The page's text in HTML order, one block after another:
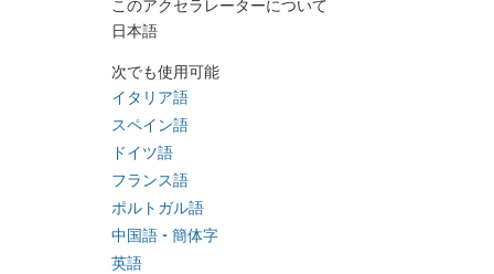
このアクセラレーターについて
日本語
次でも使用可能
イタリア語
スペイン語
ドイツ語
フランス語
ポルトガル語
中国語 - 簡体字
英語